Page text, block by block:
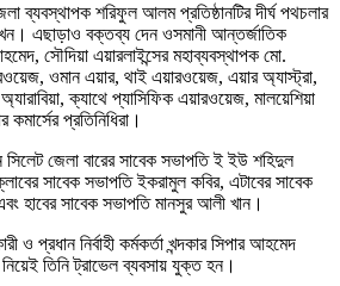
ব্যবস্থাপক শরিফুল আলম প্রতিষ্ঠানটির দীর্ঘ পথচলার
এছাড়াও বক্তব্য দেন ওসমানী আন্তর্জাতিক
সৌদিয়া এয়ারলাইন্সের মহাব্যবস্থাপক মো.
ওমান এয়ার, থাই এয়ারওয়েজ, এয়ার অ্যাস্ট্রা,
ক্যাথে প্যাসিফিক এয়ারওয়েজ, মালয়েশিয়া
প্রতিনিধিরা।
জেলা বারের সাবেক সভাপতি ই ইউ শহিদুল
সাবেক সভাপতি ইকরামুল কবির, এটাবের সাবেক
হাবের সাবেক সভাপতি মানসুর আলী খান।
ও প্রধান নির্বাহী কর্মকর্তা খন্দকার সিপার আহমেদ
তিনি ট্রাভেল ব্যবসায় যুক্ত হন।